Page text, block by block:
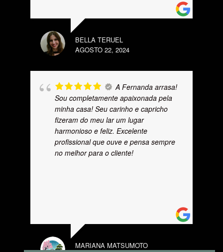
BELLA TERUEL
AGOSTO 22, 2024
A Fernanda arrasa!
Sou completamente apaixonada pela
minha casa! Seu carinho e capricho
fizeram do meu lar um lugar
harmonioso e feliz. Excelente
profissional que ouve e pensa sempre
no melhor para o cliente!
MARIANA MATSUMOTO